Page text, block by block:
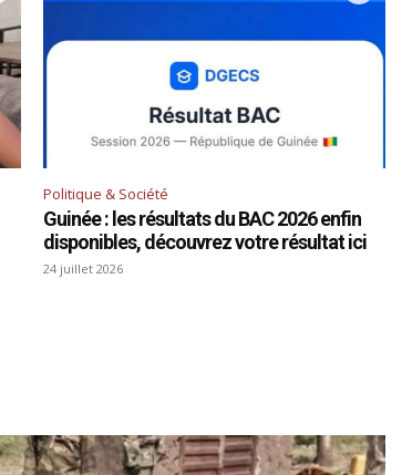
Politique & Société
Guinée : les résultats du BAC 2026 enfin
disponibles, découvrez votre résultat ici
24 juillet 2026